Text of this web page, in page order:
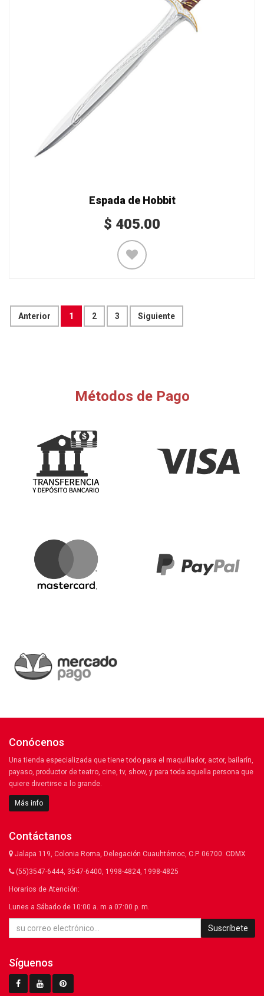
Espada de Hobbit
$ 405.00
Anterior 1 2 3 Siguiente
Métodos de Pago
Conócenos
Una tienda especializada que tiene todo para el maquillador, actor, bailarín,
payaso, productor de teatro, cine, tv, show, y para toda aquella persona que
quiere divertirse a lo grande.
Más info
Contáctanos
Jalapa 119, Colonia Roma, Delegación Cuauhtémoc, C.P. 06700. CDMX
(55)3547-6444, 3547-6400, 1998-4824, 1998-4825
Horarios de Atención:
Lunes a Sábado de 10:00 a. m a 07:00 p. m.
Suscríbete
Síguenos